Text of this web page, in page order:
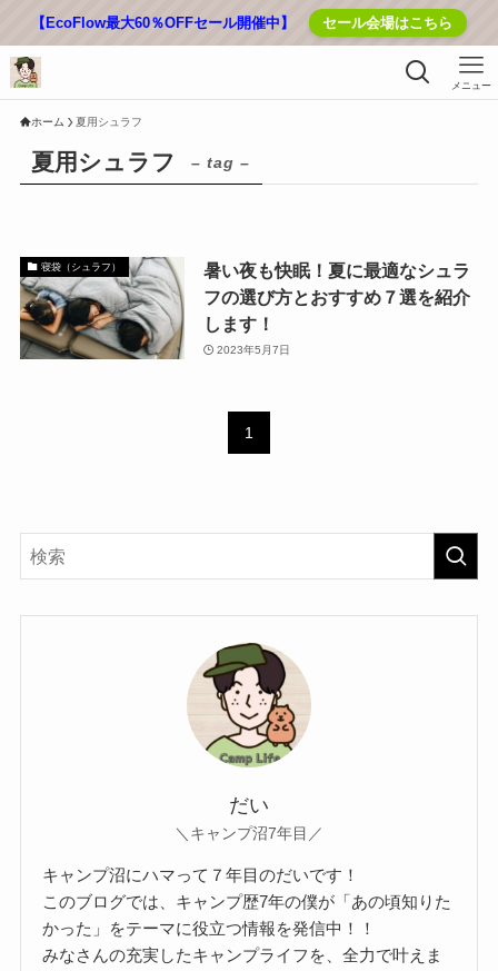
【EcoFlow最大60％OFFセール開催中】 セール会場はこちら
メニュー
ホーム 夏用シュラフ
夏用シュラフ – tag –
寝袋（シュラフ）
暑い夜も快眠！夏に最適なシュラ
フの選び方とおすすめ７選を紹介
します！
2023年5月7日
1
だい
＼キャンプ沼7年目／
キャンプ沼にハマって７年目のだいです！
このブログでは、キャンプ歴7年の僕が「あの頃知りた
かった」をテーマに役立つ情報を発信中！！
みなさんの充実したキャンプライフを、全力で叶えま